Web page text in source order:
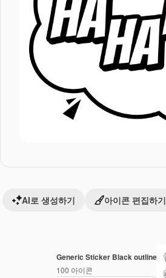
Generic Sticker Black outline
100 아이콘
AI로 생성하기 아이콘 편집하기